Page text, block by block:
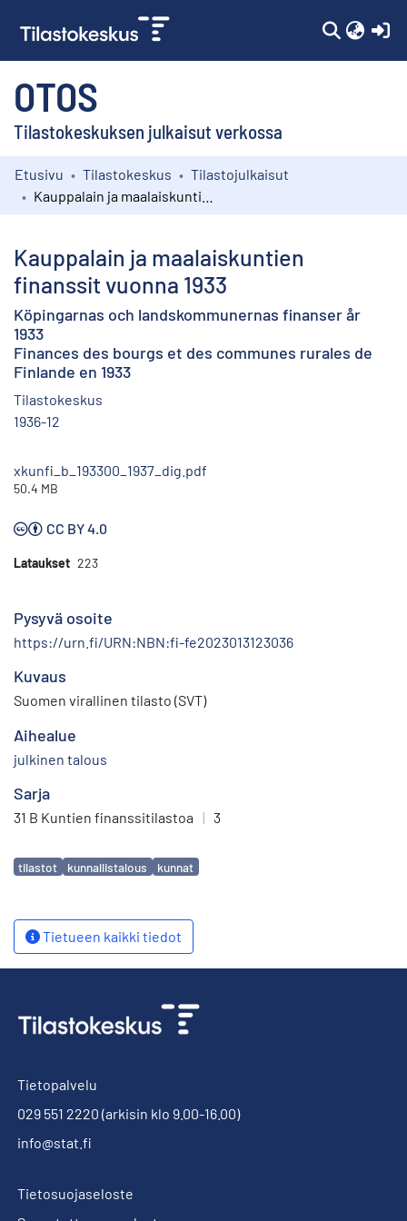
OTOS
Tilastokeskuksen julkaisut verkossa
Kokoelmat
Etusivu Tilastokeskus
Tilastojulkaisut
Kauppalain ja maalaiskuntien
finanssit vuonna 1933
Köpingarnas och landskommunernas finanser år
1933
Finances des bourgs et des communes rurales de
Finlande en 1933
Tilastokeskus
1936-12
xkunfi_b_193300_1937_dig.pdf
50.4 MB
CC BY 4.0
Lataukset 223
Pysyvä osoite
https://urn.fi/URN:NBN:fi-fe2023013123036
Kuvaus
Suomen virallinen tilasto (SVT)
Aihealue
julkinen talous
Sarja
31 B Kuntien finanssitilastoa | 3
Avainsanat
tilastot kunnallistalous kunnat
Tietueen kaikki tiedot
Tietopalvelu
029 551 2220 (arkisin klo 9.00-16.00)
info@stat.fi
Tietosuojaseloste